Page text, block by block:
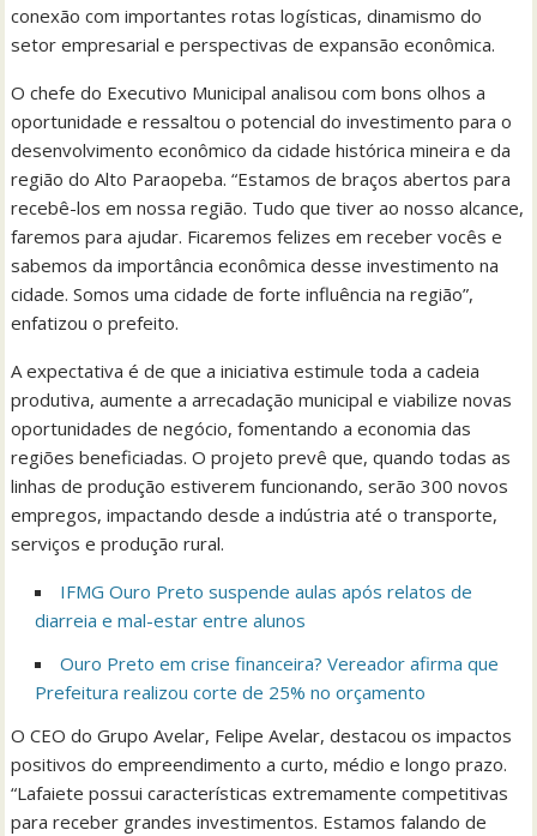
conexão com importantes rotas logísticas, dinamismo do
setor empresarial e perspectivas de expansão econômica.
O chefe do Executivo Municipal analisou com bons olhos a
oportunidade e ressaltou o potencial do investimento para o
desenvolvimento econômico da cidade histórica mineira e da
região do Alto Paraopeba. “Estamos de braços abertos para
recebê-los em nossa região. Tudo que tiver ao nosso alcance,
faremos para ajudar. Ficaremos felizes em receber vocês e
sabemos da importância econômica desse investimento na
cidade. Somos uma cidade de forte influência na região”,
enfatizou o prefeito.
A expectativa é de que a iniciativa estimule toda a cadeia
produtiva, aumente a arrecadação municipal e viabilize novas
oportunidades de negócio, fomentando a economia das
regiões beneficiadas. O projeto prevê que, quando todas as
linhas de produção estiverem funcionando, serão 300 novos
empregos, impactando desde a indústria até o transporte,
serviços e produção rural.
IFMG Ouro Preto suspende aulas após relatos de
diarreia e mal-estar entre alunos
Ouro Preto em crise financeira? Vereador afirma que
Prefeitura realizou corte de 25% no orçamento
O CEO do Grupo Avelar, Felipe Avelar, destacou os impactos
positivos do empreendimento a curto, médio e longo prazo.
“Lafaiete possui características extremamente competitivas
para receber grandes investimentos. Estamos falando de